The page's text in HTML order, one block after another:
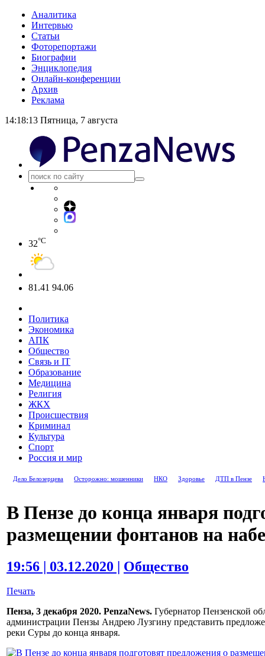
Аналитика
Интервью
Статьи
Фоторепортажи
Биографии
Энциклопедия
Онлайн-конференции
Архив
Реклама
14:18:14 Пятница, 7 августа
32°C
81.41 94.06
Политика
Экономика
АПК
Общество
Связь и IT
Образование
Медицина
Религия
ЖКХ
Происшествия
Криминал
Культура
Спорт
Россия и мир
Дело Белозерцева Осторожно: мошенники НКО Здоровье ДТП в Пензе
В Пензе до конца января
размещении фонтанов на
19:56 | 03.12.2020 | Общество
Печать
Пенза, 3 декабря 2020. PenzaNews. Губернатор Пензенской
администрации Пензы Андрею Лузгину представить
реки Суры до конца января.